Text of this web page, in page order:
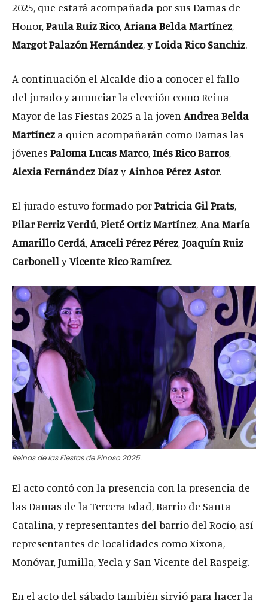
2025, que estará acompañada por sus Damas de
Honor,Paula Ruiz Rico,Ariana Belda Martínez,
Margot Palazón Hernández,y Loida Rico Sanchiz.
A continuación el Alcalde dio a conocer el fallo
del jurado y anunciar la elección como Reina
Mayor de las Fiestas 2025 a la joven Andrea Belda
Martínez a quien acompañarán como Damas las
jóvenes Paloma Lucas Marco,Inés Rico Barros,
Alexia Fernández DíazyAinhoa Pérez Astor.
El jurado estuvo formado porPatricia Gil Prats,
Pilar Ferriz Verdú,Pieté Ortiz Martínez,Ana María
Amarillo Cerdá,Araceli Pérez Pérez,Joaquín Ruiz
CarbonellyVicente Rico Ramírez.
Reinas de las Fiestas de Pinoso 2025.
El acto contó con la presencia con la presencia de
las Damas de la Tercera Edad, Barrio de Santa
Catalina, y representantes del barrio del Rocío, así
representantes de localidades como Xixona,
Monóvar, Jumilla, Yecla y San Vicente del Raspeig.
En el acto del sábado también sirvió para hacer la